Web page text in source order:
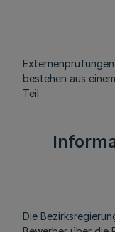
bestehen aus
Teil.
Die